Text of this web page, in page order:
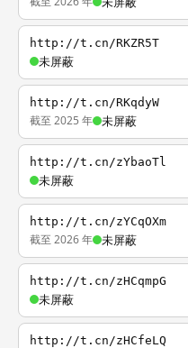
http://t.cn/RKZR5T
未屏蔽
http://t.cn/RKqdyW
截至 2025 年 未屏蔽
http://t.cn/zYbaoTl
未屏蔽
http://t.cn/zYCqOXm
截至 2026 年 未屏蔽
http://t.cn/zHCqmpG
未屏蔽
http://t.cn/zHCfeLQ